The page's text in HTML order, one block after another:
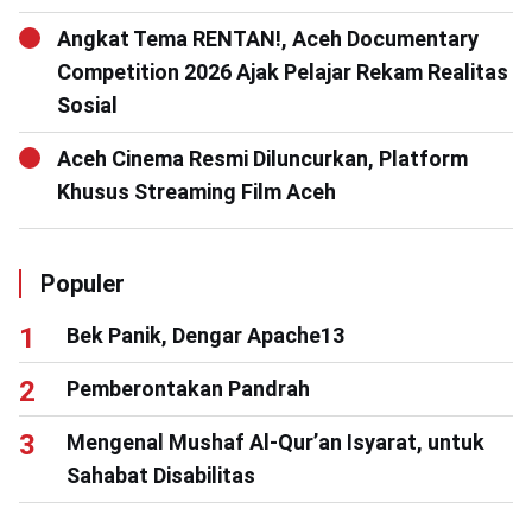
Angkat Tema RENTAN!, Aceh Documentary
Competition 2026 Ajak Pelajar Rekam Realitas
Sosial
Aceh Cinema Resmi Diluncurkan, Platform
Khusus Streaming Film Aceh
Populer
Bek Panik, Dengar Apache13
Pemberontakan Pandrah
Mengenal Mushaf Al-Qur’an Isyarat, untuk
Sahabat Disabilitas